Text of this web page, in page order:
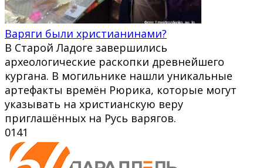
Варяги были христианинами?
В Старой Ладоге завершились
археологические раскопки древнейшего
кургана. В могильнике нашли уникальные
артефакты времён Рюрика, которые могут
указывать на христианскую веру
приглашённых на Русь варягов.
0141